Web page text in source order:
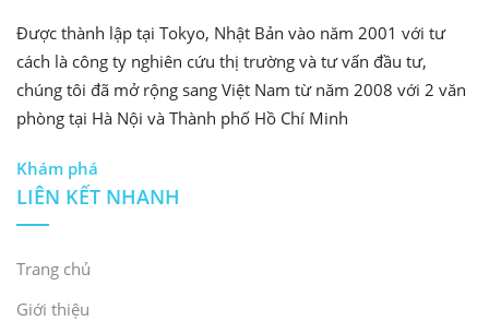
Được thành lập tại Tokyo, Nhật Bản vào năm 2001 với tư
cách là công ty nghiên cứu thị trường và tư vấn đầu tư,
chúng tôi đã mở rộng sang Việt Nam từ năm 2008 với 2 văn
phòng tại Hà Nội và Thành phố Hồ Chí Minh
Khám phá
LIÊN KẾT NHANH
Trang chủ
Giới thiệu